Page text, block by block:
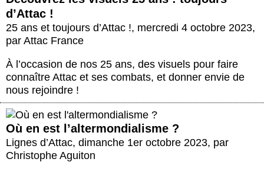
d’Attac !
25 ans et toujours d’Attac !, mercredi 4 octobre 2023,
par Attac France
À l’occasion de nos 25 ans, des visuels pour faire
connaître Attac et ses combats, et donner envie de
nous rejoindre !
Où en est l’altermondialisme ?
Lignes d’Attac, dimanche 1er octobre 2023, par
Christophe Aguiton